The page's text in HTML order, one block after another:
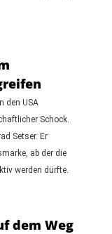
den USA
Schock.
Setser. Er
ab der die
werden dürfte.
dem Weg